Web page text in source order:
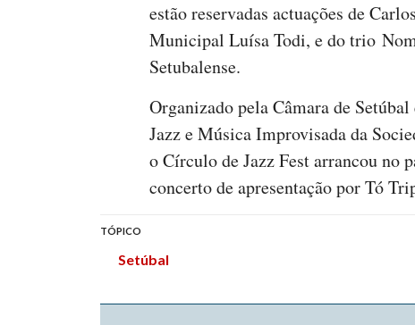
estão reservadas actuações de
Municipal Luísa Todi, e do trio
Setubalense.
Organizado pela Câmara de
Jazz e Música Improvisada da
o Círculo de Jazz Fest arrancou no
concerto de apresentação por Tó
TÓPICO
Setúbal